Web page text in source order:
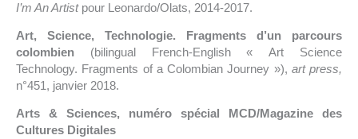
I’m An Artistpour Leonardo/Olats, 2014-2017.
Art, Science, Technologie. Fragments d’un parcours
colombien (bilingual French-English « Art Science
Technology. Fragments of a Colombian Journey »), art press,
n°451, janvier 2018.
Arts & Sciences, numéro spécial MCD/Magazine des
Cultures Digitales